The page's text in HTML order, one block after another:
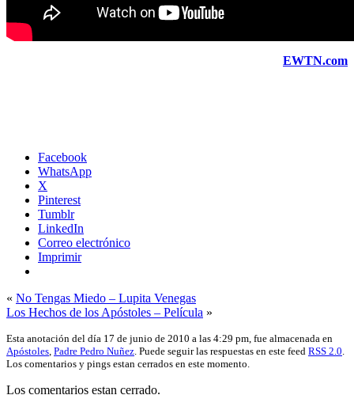
EWTN.com
Facebook
WhatsApp
X
Pinterest
Tumblr
LinkedIn
Correo electrónico
Imprimir
« No Tengas Miedo – Lupita Venegas
Los Hechos de los Apóstoles – Película »
Esta anotación del día 17 de junio de 2010 a las 4:29 pm, fue almacenada en
Apóstoles Padre Pedro Nuñez . Puede seguir las respuestas en este feed RSS 2.0
Los comentarios y pings estan cerrados en este momento.
Los comentarios estan cerrado.